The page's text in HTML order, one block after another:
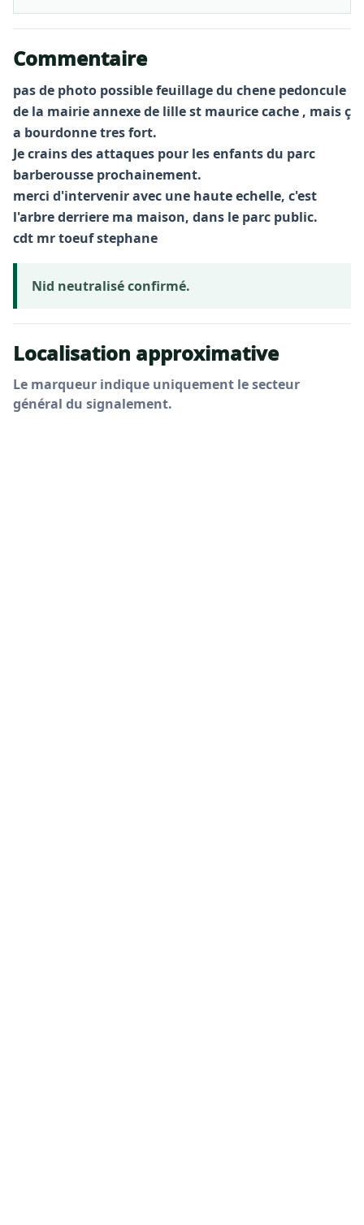
Commentaire
pas de photo possible feuillage du chene pedoncule
de la mairie annexe de lille st maurice cache , mais ç
a bourdonne tres fort.
Je crains des attaques pour les enfants du parc
barberousse prochainement.
merci d'intervenir avec une haute echelle, c'est
l'arbre derriere ma maison, dans le parc public.
cdt mr toeuf stephane
Nid neutralisé confirmé.
Localisation approximative
Le marqueur indique uniquement le secteur
général du signalement.